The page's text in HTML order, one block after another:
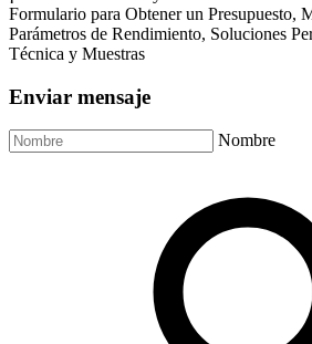
Formulario para Obtener un Presupuesto,
Parámetros de Rendimiento, Soluciones
Técnica y Muestras
Enviar mensaje
Nombre